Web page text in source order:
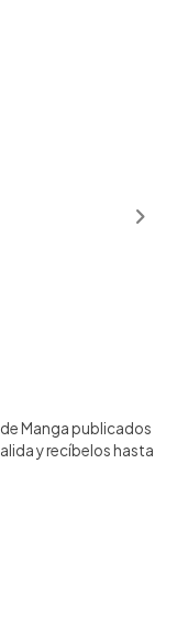
Manga publicados
y recíbelos hasta